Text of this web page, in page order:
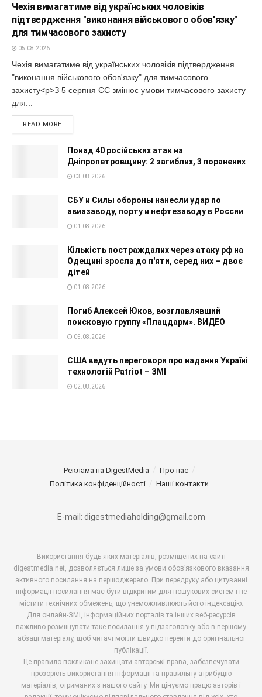
Чехія вимагатиме від українських чоловіків
підтвердження "виконання військового обов'язку"
для тимчасового захисту
05.08.2026
Чехія вимагатиме від українських чоловіків підтвердження
"виконання військового обов'язку" для тимчасового
захисту<p>З 5 серпня ЄС змінює умови тимчасового захисту
для...
READ MORE
Понад 40 російських атак на
Дніпропетровщину: 2 загиблих, 3 поранених
03.08.2026
СБУ и Силы обороны нанесли удар по
авиазаводу, порту и нефтезаводу в России
01.08.2026
Кількість постраждалих через атаку рф на
Одещині зросла до п'яти, серед них – двоє
дітей
01.08.2026
Погиб Алексей Юков, возглавлявший
поисковую группу «Плацдарм». ВИДЕО
05.08.2026
США ведуть переговори про надання Україні
технологій Patriot – ЗМІ
02.08.2026
Реклама на DigestMedia
Про нас
Політика конфіденційності
Наші контакти
E-mail: digestmediaholding@gmail.com
Використання будь-яких матеріалів, розміщених на сайті
digestmedia.net, дозволяється лише за умови обов’язкового вказання
активного посилання на першоджерело. При передруку або цитуванні
інформації посилання має бути відкритим для пошукових систем і не
містити технічних обмежень, що унеможливлюють його індексацію.
Для онлайн-ЗМІ, інформаційних порталів та інших веб-ресурсів
важливо розміщувати таке посилання у підзаголовку або в першому
абзаці матеріалу, щоб читачі могли швидко перейти до оригінальної
публікації.
Це правило покликане захищати авторські права, забезпечувати
прозорість використання інформації та правильну атрибуцію
матеріалів, отриманих з нашого сайту. Ми цінуємо працю авторів і